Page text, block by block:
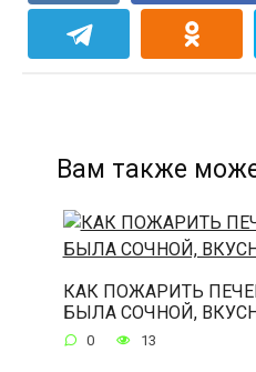
Вам также
КАК ПОЖАРИТЬ
БЫЛА СОЧНОЙ,
0 13